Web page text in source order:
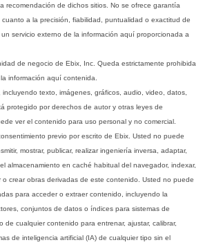
recomendación de dichos sitios. No se ofrece garantía
a la precisión, fiabilidad, puntualidad o exactitud de
servicio externo de la información aquí proporcionada a
de negocio de Ebix, Inc. Queda estrictamente prohibida
información aquí contenida.
texto, imágenes, gráficos, audio, video, datos,
protegido por derechos de autor y otras leyes de
ver el contenido para uso personal y no comercial.
previo por escrito de Ebix. Usted no puede
mostrar, publicar, realizar ingeniería inversa, adaptar,
almacenamiento en caché habitual del navegador, indexar,
crear obras derivadas de este contenido. Usted no puede
para acceder o extraer contenido, incluyendo la
conjuntos de datos o índices para sistemas de
de cualquier contenido para entrenar, ajustar, calibrar,
de inteligencia artificial (IA) de cualquier tipo sin el